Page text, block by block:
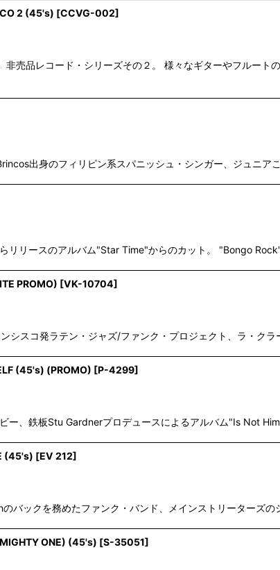
2 (45's) [CCVG-002]
売品レコード・シリーズその２。 様々なギターやフルー
出身のフィリピン系スパニッシュ・シンガー、ジュニ
リリースのアルバム"Star Time"からのカット。 "Bongo
PROMO) [VK-10704]
シスコ発ラテン・ジャズ/ファンク・プロジェクト、ラ・ク
(45's) (PROMO) [P-4299]
ー、鉄板Stu Gardnerプロデュースによるアルバム"Is Not
(45's) [EV 212]
バックを務めたファンク・バンド、メインストリーターズ
ONE) (45's) [S-35051]